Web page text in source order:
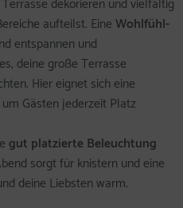
dekorieren und vielfältig
aufteilst. EineWohlfühl-
entspannen und
deine große Terrasse
Hier eignet sich eine
Gästen jederzeit Platz
gut platzierte Beleuchtung
sorgt für knistern und eine
deine Liebsten warm.